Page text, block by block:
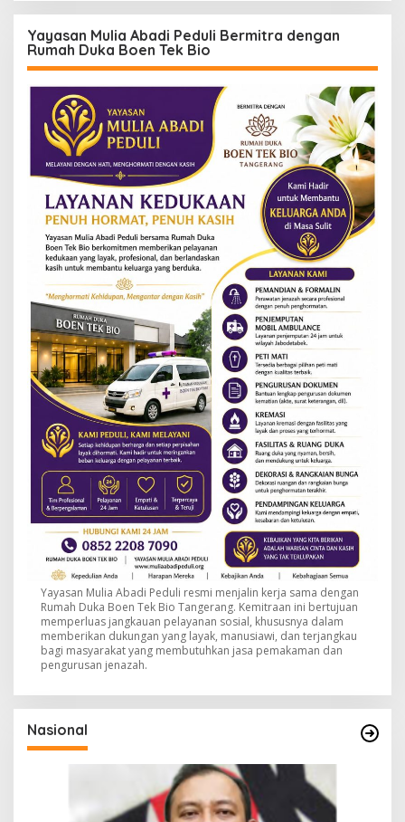
Yayasan Mulia Abadi Peduli Bermitra dengan
Rumah Duka Boen Tek Bio
Yayasan Mulia Abadi Peduli resmi menjalin kerja sama dengan
Rumah Duka Boen Tek Bio Tangerang. Kemitraan ini bertujuan
memperluas jangkauan pelayanan sosial, khususnya dalam
memberikan dukungan yang layak, manusiawi, dan terjangkau
bagi masyarakat yang membutuhkan jasa pemakaman dan
pengurusan jenazah.
Nasional